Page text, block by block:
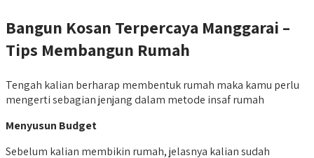
Bangun Kosan Terpercaya Manggarai –
Tips Membangun Rumah
Tengah kalian berharap membentuk rumah maka kamu perlu
mengerti sebagian jenjang dalam metode insaf rumah
Menyusun Budget
Sebelum kalian membikin rumah, jelasnya kalian sudah